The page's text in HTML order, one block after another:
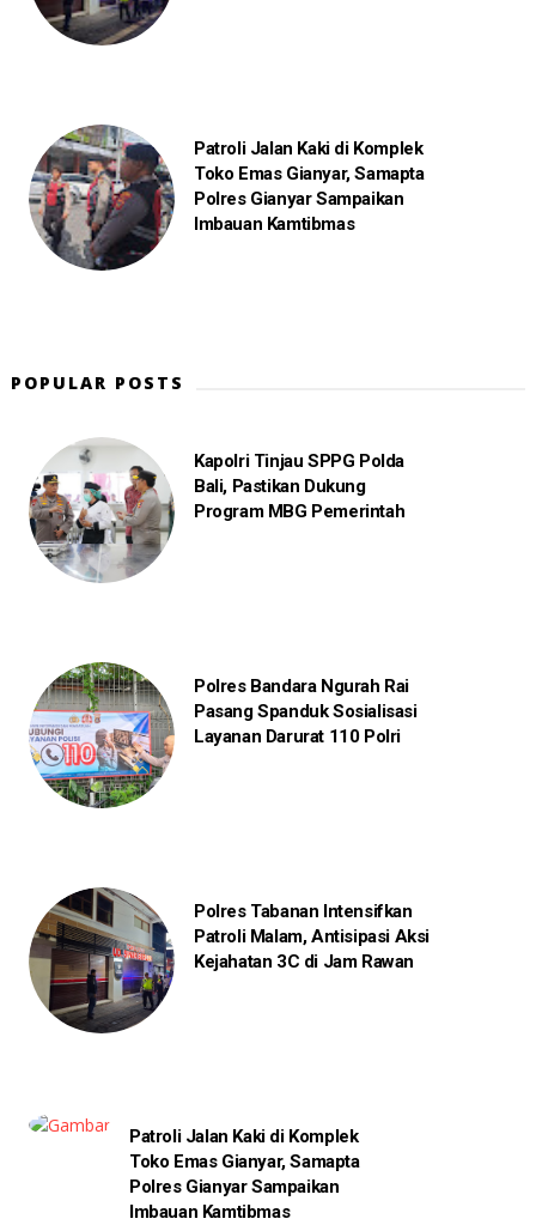
Patroli Jalan Kaki di Komplek
Toko Emas Gianyar, Samapta
Polres Gianyar Sampaikan
Imbauan Kamtibmas
POPULAR POSTS
Kapolri Tinjau SPPG Polda
Bali, Pastikan Dukung
Program MBG Pemerintah
Polres Bandara Ngurah Rai
Pasang Spanduk Sosialisasi
Layanan Darurat 110 Polri
Polres Tabanan Intensifkan
Patroli Malam, Antisipasi Aksi
Kejahatan 3C di Jam Rawan
Patroli Jalan Kaki di Komplek
Toko Emas Gianyar, Samapta
Polres Gianyar Sampaikan
Imbauan Kamtibmas